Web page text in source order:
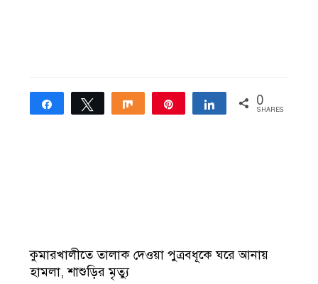
Share Tweet Share Share 0
SHARES
কুমারখালীতে তালাক দেওয়া পুত্রবধূকে ঘরে আনায়
হামলা, শাশুড়ির মৃত্যু